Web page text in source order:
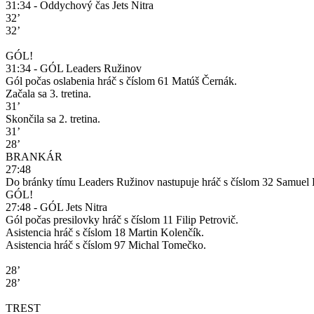
31:34 - Oddychový čas Jets Nitra
32’
32’
GÓL!
31:34 - GÓL Leaders Ružinov
Gól počas oslabenia hráč s číslom 61 Matúš Černák.
Začala sa 3. tretina.
31’
Skončila sa 2. tretina.
31’
28’
BRANKÁR
27:48
Do bránky tímu Leaders Ružinov nastupuje hráč s číslom 32 Samuel
GÓL!
27:48 - GÓL Jets Nitra
Gól počas presilovky hráč s číslom 11 Filip Petrovič.
Asistencia hráč s číslom 18 Martin Kolenčík.
Asistencia hráč s číslom 97 Michal Tomečko.
28’
28’
TREST